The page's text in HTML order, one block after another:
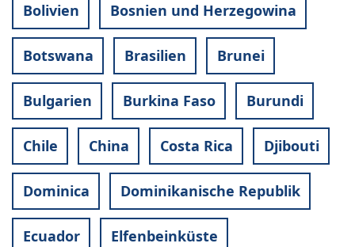
Bolivien Bosnien und Herzegowina
Botswana Brasilien Brunei
Bulgarien Burkina Faso Burundi
Chile China Costa Rica Djibouti
Dominica Dominikanische Republik
Ecuador Elfenbeinküste